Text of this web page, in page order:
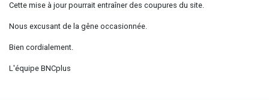
Cette mise à jour pourrait entraîner des coupures du site.
Nous excusant de la gêne occasionnée.
Bien cordialement.
L'équipe BNCplus